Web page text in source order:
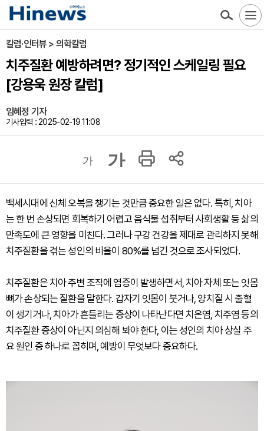
칼럼·인터뷰 > 의학칼럼
치주질환 예방하려면? 정기적인 스케일링 필요
[강용욱 원장 칼럼]
임혜정 기자
기사입력 : 2025-02-19 11:08
가 가
백세시대에 신체 오복을 챙기는 것만큼 중요한 일은 없다. 특히, 치아
는 한 번 손상되면 회복하기 어렵고 음식물 섭취부터 사회생활 등 삶의
만족도에 큰 영향을 미친다. 그러나 구강 건강을 제대로 관리하지 못해
치주질환을 겪는 성인의 비율이 80%를 넘긴 것으로 조사되었다.
치주질환은 치아 주변 조직에 염증이 발생하면서, 치아 자체 또는 잇몸
뼈가 손상되는 질환을 말한다. 갑자기 잇몸이 붓거나, 양치질 시 출혈
이 생기거나, 치아가 흔들리는 증상이 나타난다면 치은염, 치주염 등의
치주질환 증상이 아닌지 의심해 봐야 한다, 이는 성인의 치아 상실 주
요 원인 중 하나로 꼽히며, 예방이 무엇보다 중요하다.